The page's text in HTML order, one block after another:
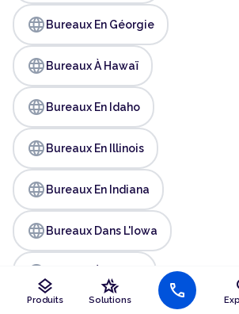
layers
Produits
hotel_class
Solutions call
language Bureaux En Géorgie
language Bureaux À Hawaï
language Bureaux En Idaho
language Bureaux En Illinois
language Bureaux En Indiana
language Bureaux Dans L'Iowa
language